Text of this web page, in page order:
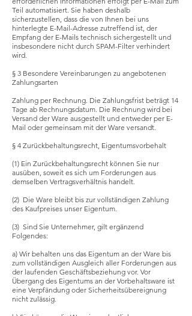
Teil automatisiert. Sie haben deshalb
sicherzustellen, dass die von Ihnen bei uns
hinterlegte E-Mail-Adresse zutreffend ist, der
Empfang der E-Mails technisch sichergestellt und
insbesondere nicht durch SPAM-Filter verhindert
wird.
§ 3 Besondere Vereinbarungen zu angebotenen
Zahlungsarten
Zahlung per Rechnung. Die Zahlungsfrist beträgt 14
Tage ab Rechnungsdatum. Die Rechnung wird bei
Versand der Ware ausgestellt und entweder per E-
Mail oder gemeinsam mit der Ware versandt.
§ 4 Zurückbehaltungsrecht, Eigentumsvorbehalt
(1) Ein Zurückbehaltungsrecht können Sie nur
ausüben, soweit es sich um Forderungen aus
demselben Vertragsverhältnis handelt.
(2) Die Ware bleibt bis zur vollständigen Zahlung
des Kaufpreises unser Eigentum.
(3) Sind Sie Unternehmer, gilt ergänzend
Folgendes:
a) Wir behalten uns das Eigentum an der Ware bis
zum vollständigen Ausgleich aller Forderungen aus
der laufenden Geschäftsbeziehung vor. Vor
Übergang des Eigentums an der Vorbehaltsware ist
eine Verpfändung oder Sicherheitsübereignung
nicht zulässig.